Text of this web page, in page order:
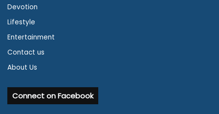
Devotion
Lifestyle
Entertainment
Contact us
About Us
Connect on Facebook